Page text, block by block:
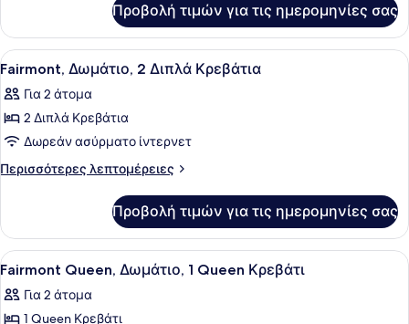
Διπλά
Κρεβάτια,
Θέα
στο
Βουνό
Δωμάτιο,
Διπλά
Θέα
στο
Προβολή τιμών για τις ημερομηνίες σας
Προβολή
όλων
των
φωτογραφιών
για
Fairmont,
Διπλά
Κρεβάτια
Κλινοσκεπάσματα υψηλής
7
Fairmont, Δωμάτιο, 2 Διπλά Κρεβάτια
Για 2 άτομα
2 Διπλά Κρεβάτια
Δωρεάν ασύρματο ίντερνετ
Περισσότερες λεπτομέρειες
Περισσότερες
Δωμάτιο,
Διπλά
Προβολή τιμών για τις ημερομηνίες σας
Προβολή
όλων
των
Κλινοσκεπάσματα υψηλής
5
Fairmont Queen, Δωμάτιο, 1 Queen Κρεβάτι
Για 2 άτομα
1 Queen Κρεβάτι